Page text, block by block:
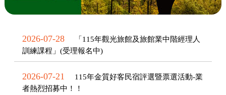
2026-07-28
「115年觀光旅館及旅館業中階經理人
訓練課程」(受理報名中)
2026-07-21
115年金質好客民宿評選暨票選活動-業
者熱烈招募中！！